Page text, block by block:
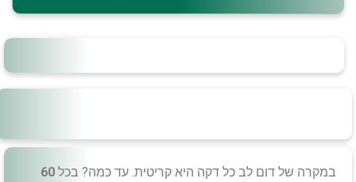
במקרה של דום לב כל דקה היא קריטית. עד כמה? בכל60